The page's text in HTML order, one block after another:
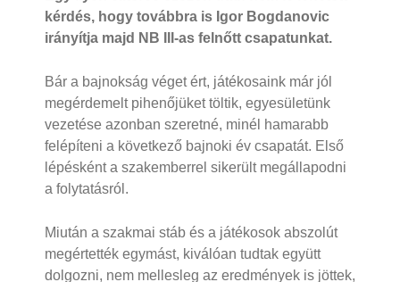
kérdés, hogy továbbra is Igor Bogdanovic
irányítja majd NB III-as felnőtt csapatunkat.
Bár a bajnokság véget ért, játékosaink már jól
megérdemelt pihenőjüket töltik, egyesületünk
vezetése azonban szeretné, minél hamarabb
felépíteni a következő bajnoki év csapatát. Első
lépésként a szakemberrel sikerült megállapodni
a folytatásról.
Miután a szakmai stáb és a játékosok abszolút
megértették egymást, kiválóan tudtak együtt
dolgozni, nem mellesleg az eredmények is jöttek,